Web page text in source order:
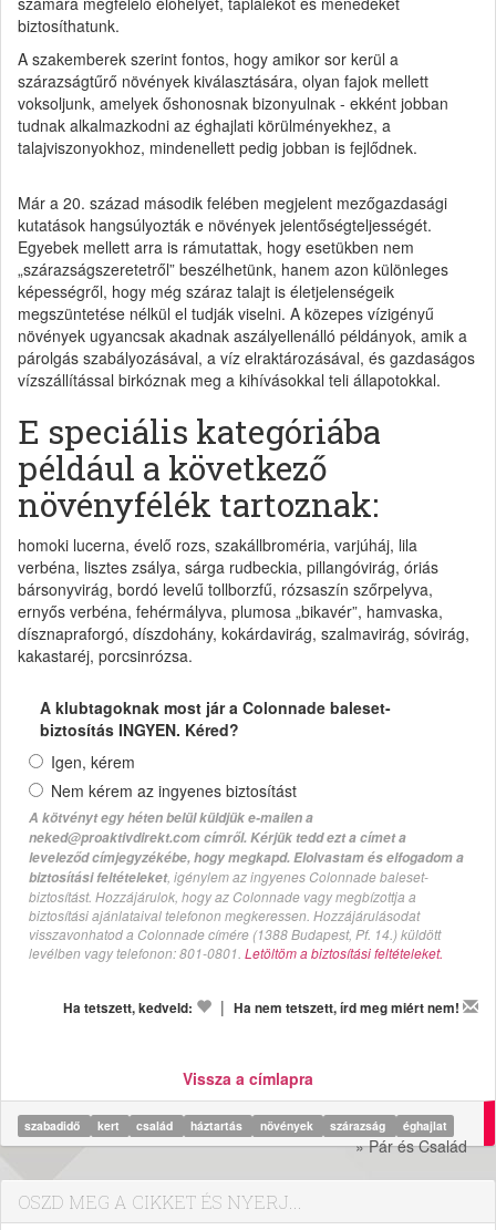
biztosíthatunk.
A szakemberek szerint fontos, hogy amikor sor kerül a
szárazságtűrő növények kiválasztására, olyan fajok mellett
voksoljunk, amelyek őshonosnak bizonyulnak - ekként jobban
tudnak alkalmazkodni az éghajlati körülményekhez, a
talajviszonyokhoz, mindenellett pedig jobban is fejlődnek.
Már a 20. század második felében megjelent mezőgazdasági
kutatások hangsúlyozták e növények jelentőségteljességét.
Egyebek mellett arra is rámutattak, hogy esetükben nem
„szárazságszeretetről” beszélhetünk, hanem azon különleges
képességről, hogy még száraz talajt is életjelenségeik
megszüntetése nélkül el tudják viselni. A közepes vízigényű
növények ugyancsak akadnak aszályellenálló példányok, amik a
párolgás szabályozásával, a víz elraktározásával, és gazdaságos
vízszállítással birkóznak meg a kihívásokkal teli állapotokkal.
E speciális kategóriába
például a következő
növényfélék tartoznak:
homoki lucerna, évelő rozs, szakállbroméria, varjúháj, lila
verbéna, lisztes zsálya, sárga rudbeckia, pillangóvirág, óriás
bársonyvirág, bordó levelű tollborzfű, rózsaszín szőrpelyva,
ernyős verbéna, fehérmályva, plumosa „bikavér”, hamvaska,
dísznapraforgó, díszdohány, kokárdavirág, szalmavirág, sóvirág,
kakastaréj, porcsinrózsa.
A klubtagoknak most jár a Colonnade baleset-
biztosítás INGYEN. Kéred?
Igen, kérem
Nem kérem az ingyenes biztosítást
A kötvényt egy héten belül küldjük e-mailen a
neked@proaktivdirekt.com címről. Kérjük tedd ezt a címet a
leveleződ címjegyzékébe, hogy megkapd. Elolvastam és elfogadom a
biztosítási feltételeket, igénylem az ingyenes Colonnade baleset-
biztosítást. Hozzájárulok, hogy az Colonnade vagy megbízottja a
biztosítási ajánlataival telefonon megkeressen. Hozzájárulásodat
visszavonhatod a Colonnade címére (1388 Budapest, Pf. 14.) küldött
levélben vagy telefonon: 801-0801. Letöltöm a biztosítási feltételeket.
Ha tetszett, kedveld: | Ha nem tetszett, írd meg miért nem!
Vissza a címlapra
szabadidő kert család háztartás növények szárazság éghajlat
» Pár és Család
OSZD MEG A CIKKET ÉS NYERJ...